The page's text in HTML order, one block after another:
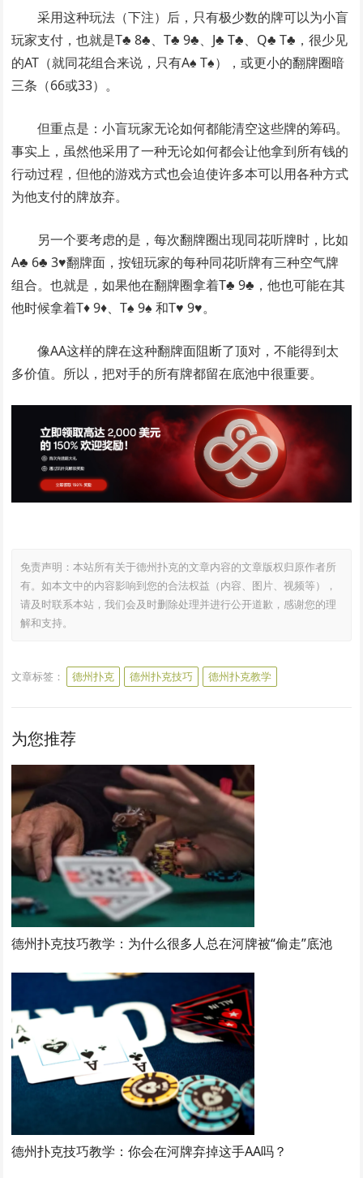
采用这种玩法（下注）后，只有极少数的牌可以为小盲
玩家支付，也就是T♣ 8♣、T♣ 9♣、J♣ T♣、Q♣ T♣，很少见
的AT（就同花组合来说，只有A♠ T♠），或更小的翻牌圈暗
三条（66或33）。
但重点是：小盲玩家无论如何都能清空这些牌的筹码。
事实上，虽然他采用了一种无论如何都会让他拿到所有钱的
行动过程，但他的游戏方式也会迫使许多本可以用各种方式
为他支付的牌放弃。
另一个要考虑的是，每次翻牌圈出现同花听牌时，比如
A♣ 6♣ 3♥翻牌面，按钮玩家的每种同花听牌有三种空气牌
组合。也就是，如果他在翻牌圈拿着T♣ 9♣，他也可能在其
他时候拿着T♦ 9♦、T♠ 9♠ 和T♥ 9♥。
像AA这样的牌在这种翻牌面阻断了顶对，不能得到太
多价值。所以，把对手的所有牌都留在底池中很重要。
免责声明：本站所有关于德州扑克的文章内容的文章版权归原作者所
有。如本文中的内容影响到您的合法权益（内容、图片、视频等），
请及时联系本站，我们会及时删除处理并进行公开道歉，感谢您的理
解和支持。
文章标签： 德州扑克 德州扑克技巧 德州扑克教学
为您推荐
德州扑克技巧教学：为什么很多人总在河牌被“偷走”底池
德州扑克技巧教学：你会在河牌弃掉这手AA吗？